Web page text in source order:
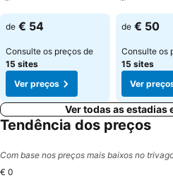
Ver preços
de € 54
Consulte os preços de
15 sites
Ver preços
Ver preços
de € 50
Consulte os
15 sites
Ver
Ver todas as estadias
Tendência dos preços
Com base nos preços mais baixos no
€ 0